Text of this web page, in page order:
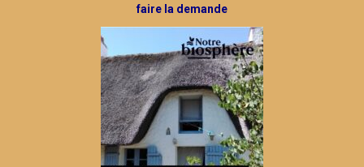
faire la demande